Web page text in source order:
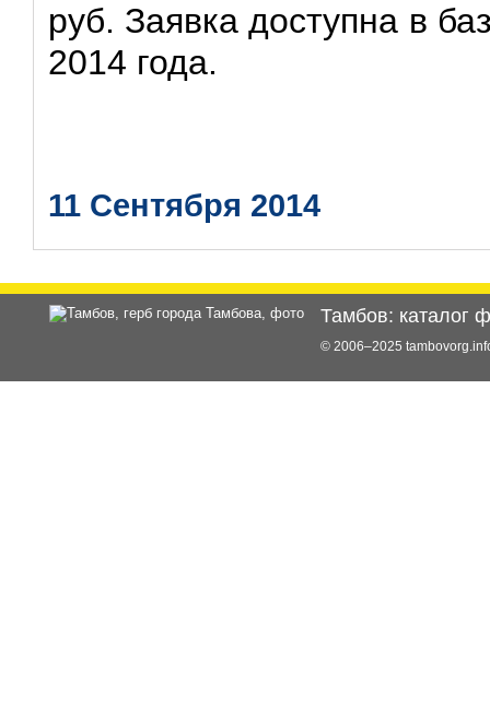
руб. Заявка доступна в
2014 года.
11 Сентября 2014
Тамбов: каталог
© 2006–2025